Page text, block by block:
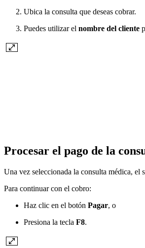
Ubica la consulta que deseas cobrar.
Puedes utilizar el nombre del cliente
Procesar el pago de la
Una vez seleccionada la consulta médica, el
Para continuar con el cobro:
Haz clic en el botón Pagar, o
Presiona la tecla F8.